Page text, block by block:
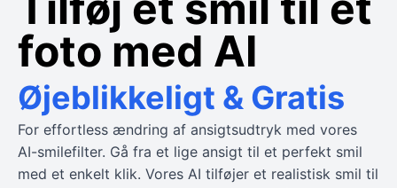
foto med AI
Øjeblikkeligt & Gratis
For effortless ændring af ansigtsudtryk med vores
AI-smilefilter. Gå fra et lige ansigt til et perfekt smil
med et enkelt klik. Vores AI tilføjer et realistisk smil til